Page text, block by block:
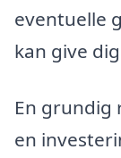
eventuelle
kan give
En
en